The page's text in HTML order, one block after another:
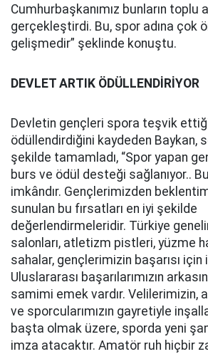
Cumhurbaşkanımız bunların toplu
gerçekleştirdi. Bu, spor adına çok
gelişmedir” şeklinde konuştu.
DEVLET ARTIK ÖDÜLLENDİRİYOR
Devletin gençleri spora teşvik
ödüllendirdiğini kaydeden Baykan,
şekilde tamamladı, “Spor yapan
burs ve ödül desteği sağlanıyor..
imkândır. Gençlerimizden
sunulan bu fırsatları en iyi şekilde
değerlendirmeleridir. Türkiye
salonları, atletizm pistleri, yüzme
sahalar, gençlerimizin başarısı
Uluslararası başarılarımızın
samimi emek vardır. Velilerimizin,
ve sporcularımızın gayretiyle
başta olmak üzere, sporda yeni
imza atacaktır. Amatör ruh hiçbir